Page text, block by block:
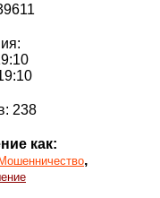
238
как:
Мошенничество,